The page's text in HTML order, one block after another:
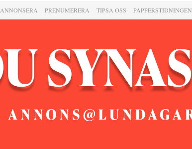
ANNONSERA PRENUMERERA TIPSA OSS PAPPERSTIDNINGEN